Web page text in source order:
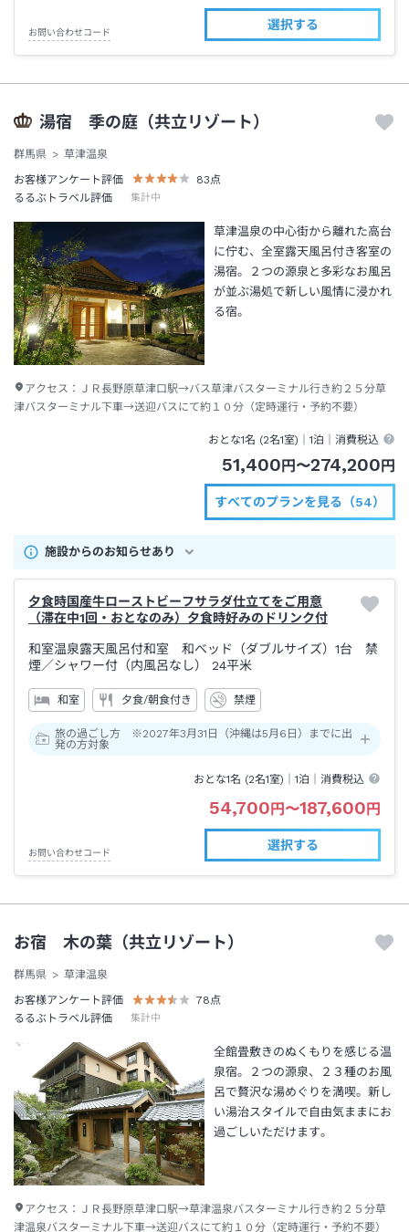
お問い合わせコード
選択する
湯宿 季の庭（共立リゾート）
群馬県
草津温泉
お客様アンケート評価
83点
るるぶトラベル評価
集計中
草津温泉の中心街から離れた高台
に佇む、全室露天風呂付き客室の
湯宿。２つの源泉と多彩なお風呂
が並ぶ湯処で新しい風情に浸かれ
る宿。
アクセス： ＪＲ長野原草津口駅→バス草津バスターミナル行き約２５分草
津バスターミナル下車→送迎バスにて約１０分（定時運行・予約不要）
おとな1名 (2名1室)｜1泊 ｜消費税込
51,400円〜274,200円
すべてのプランを見る（54）
施設からのお知らせあり
夕食時国産牛ローストビーフサラダ仕立てをご用意
（滞在中1回・おとなのみ）夕食時好みのドリンク付
和室温泉露天風呂付和室 和ベッド（ダブルサイズ）1台 禁
煙／シャワー付（内風呂なし） 24平米
和室 夕食/朝食付き 禁煙
旅の過ごし方 ※2027年3月31日（沖縄は5月6日）までに出
発の方対象
おとな1名 (2名1室)｜1泊 ｜消費税込
54,700円〜187,600円
お問い合わせコード
選択する
お宿 木の葉（共立リゾート）
群馬県
草津温泉
お客様アンケート評価
78点
るるぶトラベル評価
集計中
全館畳敷きのぬくもりを感じる温
泉宿。２つの源泉、２３種のお風
呂で贅沢な湯めぐりを満喫。新し
い湯治スタイルで自由気ままにお
過ごしいただけます。
アクセス： ＪＲ長野原草津口駅→草津温泉バスターミナル行き約２５分草
津温泉バスターミナル下車→送迎バスにて約１０分（定時運行・予約不要）